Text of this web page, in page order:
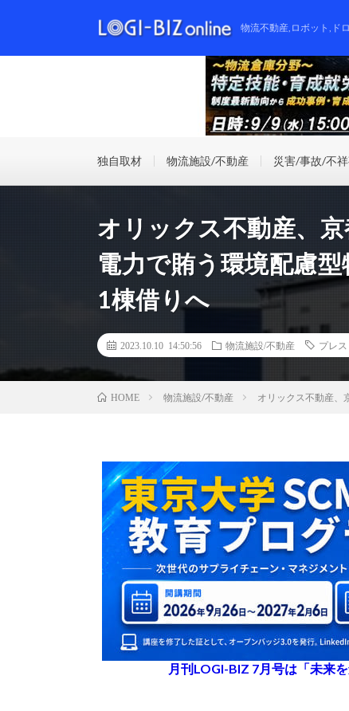
物流不動産,ロボット,ド
独自取材 物流施設/不動産 災害/事故/不
オリックス不動産、
電力で賄う環境配慮
1棟借りへ
2023.10.10 14:50:56 物流施設/不動産 プレ
HOME 物流施設/不動産 オリックス不動産、
月刊LOGI-BIZ 7月号は「未来